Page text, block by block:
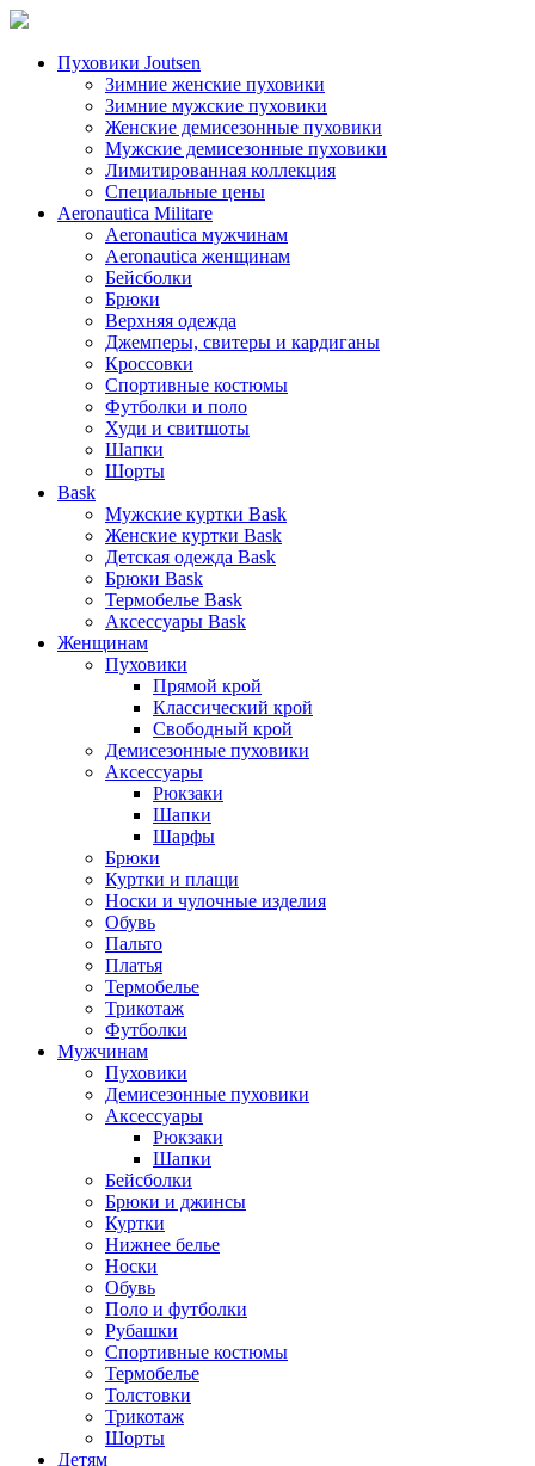
Пуховики Joutsen
Зимние женские пуховики
Зимние мужские пуховики
Женские демисезонные пуховики
Мужские демисезонные пуховики
Лимитированная коллекция
Специальные цены
Aeronautica Militare
Aeronautica мужчинам
Aeronautica женщинам
Бейсболки
Брюки
Верхняя одежда
Джемперы, свитеры и кардиганы
Кроссовки
Спортивные костюмы
Футболки и поло
Худи и свитшоты
Шапки
Шорты
Bask
Мужские куртки Bask
Женские куртки Bask
Детская одежда Bask
Брюки Bask
Термобелье Bask
Аксессуары Bask
Женщинам
Пуховики
Прямой крой
Классический крой
Свободный крой
Демисезонные пуховики
Аксессуары
Рюкзаки
Шапки
Шарфы
Брюки
Куртки и плащи
Носки и чулочные изделия
Обувь
Пальто
Платья
Термобелье
Трикотаж
Футболки
Мужчинам
Пуховики
Демисезонные пуховики
Аксессуары
Рюкзаки
Шапки
Бейсболки
Брюки и джинсы
Куртки
Нижнее белье
Носки
Обувь
Поло и футболки
Рубашки
Спортивные костюмы
Термобелье
Толстовки
Трикотаж
Шорты
Детям